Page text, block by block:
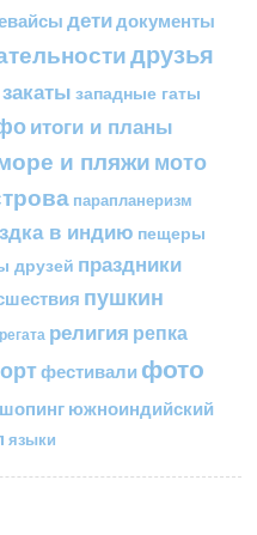
детидокументы
друзья
закаты западные гаты
итоги и планы
и пляжимото
парапланеризм
в индию пещеры
друзей праздники
пушкин
регата религия репка
фестивали фото
шопингюжноиндийский
языки